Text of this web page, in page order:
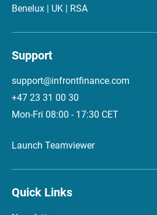
Benelux | UK | RSA
Support
support@infrontfinance.com
+47 23 31 00 30
Mon-Fri 08:00 - 17:30 CET
Launch Teamviewer
Quick Links